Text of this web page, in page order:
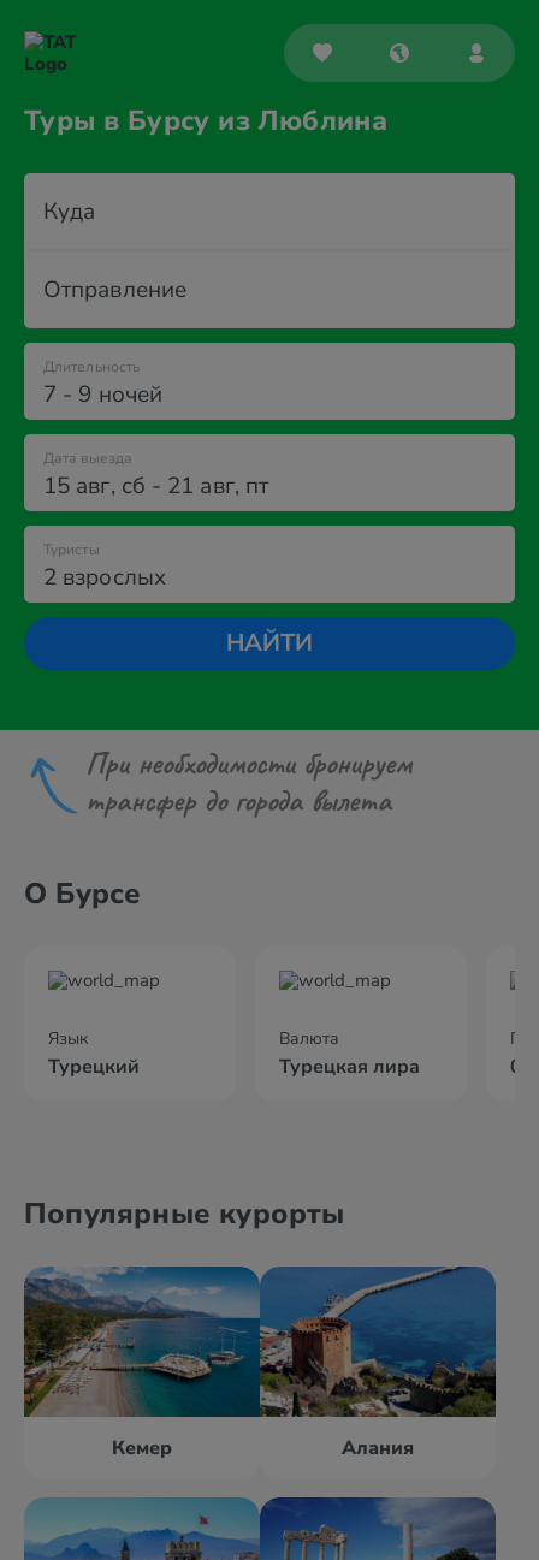
Туры в Бурсу из Люблина
Куда
Отправление
7 - 9 ночей
Длительность
Дата выезда
15 авг, сб - 21 авг, пт
2 взрослых
Туристы
НАЙТИ
При необходимости бронируем
трансфер до города вылета
О Бурсе
Язык
Турецкий
Валюта
Турецкая лира
Популярные курорты
Кемер Алания